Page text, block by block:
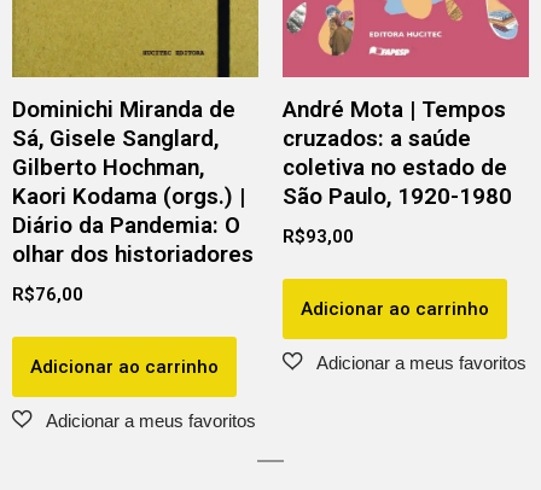
Dominichi Miranda de
Sá, Gisele Sanglard,
Gilberto Hochman,
Kaori Kodama (orgs.) |
Diário da Pandemia: O
olhar dos historiadores
R$76,00
Adicionar ao carrinho
André Mota | Tempos
cruzados: a saúde
coletiva no estado de
São Paulo, 1920-1980
R$93,00
Adicionar ao carrinho